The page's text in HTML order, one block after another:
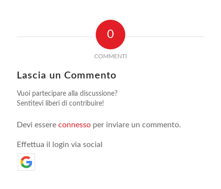
0
COMMENTI
Lascia un Commento
Vuoi partecipare alla discussione?
Sentitevi liberi di contribuire!
Devi essere connessoper inviare un commento.
Effettua il login via social